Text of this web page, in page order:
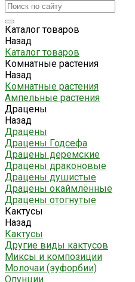
Каталог товаров
Назад
Каталог товаров
Комнатные растения
Назад
Комнатные растения
Ампельные растения
Драцены
Назад
Драцены
Драцены Годсефа
Драцены деремские
Драцены драконовые
Драцены душистые
Драцены окаймлённые
Драцены отогнутые
Кактусы
Назад
Кактусы
Другие виды кактусов
Миксы и композиции
Молочаи (эуфорбии)
Опунции